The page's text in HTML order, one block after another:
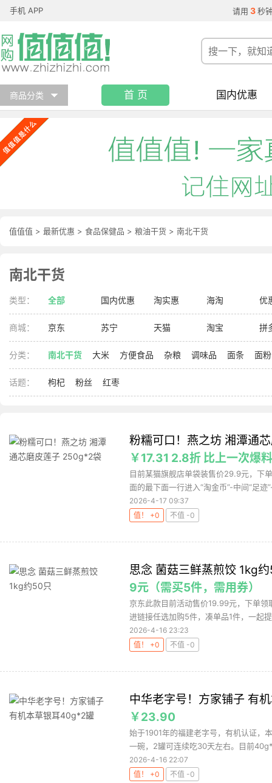
手机 APP 请用 3 秒
商品分类 首 页 国内优惠
值值值 > 最新优惠 > 食品保健品 > 粮油干货 > 南北干货
南北干货
类型： 全部 国内优惠 淘实惠 海淘 优
商城： 京东 苏宁 天猫 淘宝 拼
分类： 南北干货 大米 方便食品 杂粮 调味品 面条 面粉
话题： 枸杞 粉丝 红枣
粉糯可口！燕之坊 湘潭通
￥17.31 2.8折 比上一次爆
目前某猫旗舰店单袋装售价29.9元，下
面的最下面一行进入“淘金币”-中间“足迹
2026-4-17 09:37
值！ +0
不值 -0
思念 菌菇三鲜蒸煎饺 1kg
9元（需买5件，需用券）
京东此款目前活动售价19.99元，下单
进链接任选加购5件，凑单品1件，一起
2026-4-16 23:23
值！ +0
不值 -0
中华老字号！方家铺子 有
￥23.90
始于1901年的福建老字号，有机认证，
一碗，2罐可连续吃30天左右。目前
2026-4-16 22:07
值！ +0
不值 -0